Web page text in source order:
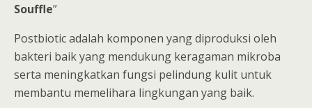
Souffle”
Postbiotic adalah komponen yang diproduksi oleh
bakteri baik yang mendukung keragaman mikroba
serta meningkatkan fungsi pelindung kulit untuk
membantu memelihara lingkungan yang baik.